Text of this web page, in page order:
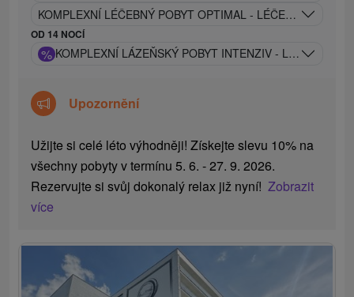
KOMPLEXNÍ LÉČEBNÝ POBYT OPTIMAL - LÉČEBNÝ
OD 14 NOCÍ
% KOMPLEXNÍ LÁZEŇSKÝ POBYT INTENZIV - LÉČEBNÝ
Upozornění
Užijte si celé léto výhodněji! Získejte slevu 10% na
všechny pobyty v termínu 5. 6. - 27. 9. 2026.
Rezervujte si svůj dokonalý relax již nyní!Zobrazit
více